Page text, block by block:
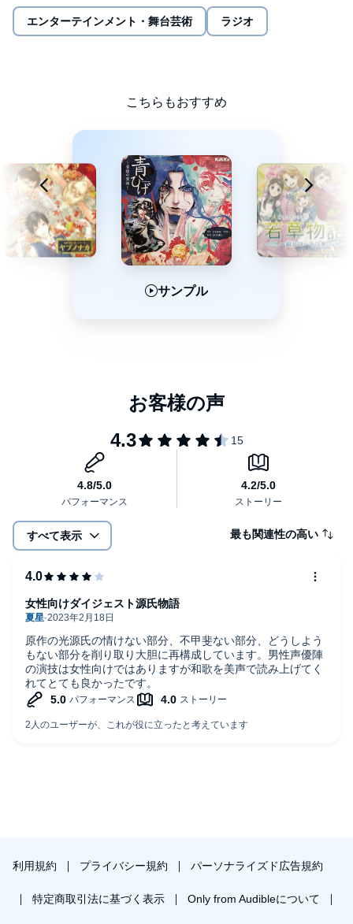
エンターテインメント・舞台芸術 ラジオ
こちらもおすすめ
サンプル
すべて表示 最も関連性の高い
原作の光源氏の情けない部分、不甲斐ない部分、どうしよう
もない部分を削り取り大胆に再構成しています。男性声優陣
の演技は女性向けではありますが和歌を美声で読み上げてく
れてとても良かったです。
女性向けダイジェスト源氏物語
利用規約 プライバシー規約 パーソナライズド広告規約
特定商取引法に基づく表示 Only from Audibleについて